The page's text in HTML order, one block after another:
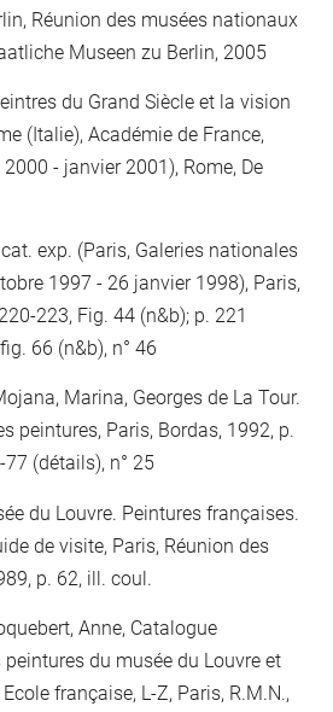
Réunion des musées nationaux
Museen zu Berlin, 2005
du Grand Siècle et la vision
(Italie), Académie de France,
- janvier 2001), Rome, De
exp. (Paris, Galeries nationales
1997 - 26 janvier 1998), Paris,
223, Fig. 44 (n&b); p. 221
66 (n&b), n° 46
Marina, Georges de La Tour.
peintures, Paris, Bordas, 1992, p.
(détails), n° 25
du Louvre. Peintures françaises.
de visite, Paris, Réunion des
p. 62, ill. coul.
Anne, Catalogue
du musée du Louvre et
française, L-Z, Paris, R.M.N.,